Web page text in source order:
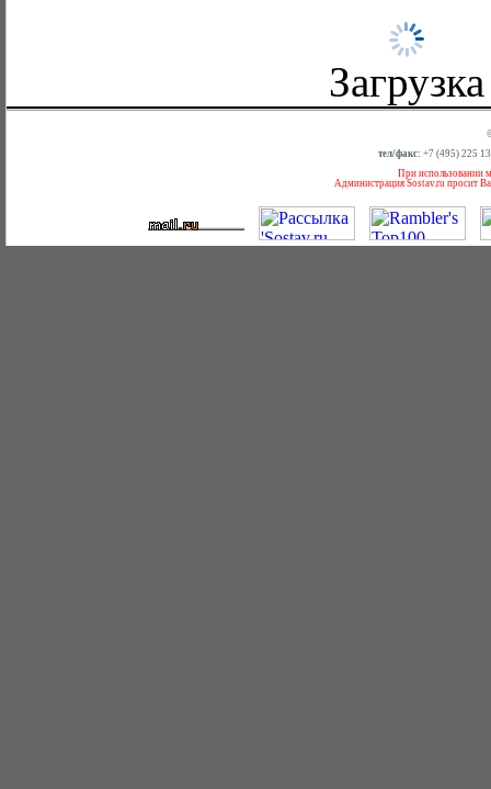
Загрузка
тел/факс: +7 (495) 225
При использовании
Администрация Sostav.ru просит